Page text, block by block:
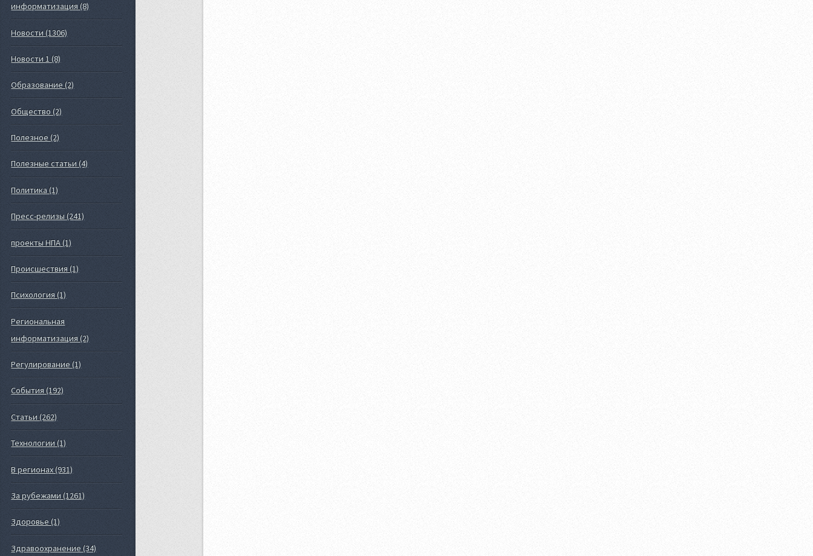
информатизация (8)
Новости (1306)
Новости 1 (8)
Образование (2)
Общество (2)
Полезное (2)
Полезные статьи (4)
Политика (1)
Пресс-релизы (241)
проекты НПА (1)
Происшествия (1)
Психология (1)
Региональная
информатизация (2)
Регулирование (1)
События (192)
Статьи (262)
Технологии (1)
В регионах (931)
За рубежами (1261)
Здоровье (1)
Здравоохранение (34)